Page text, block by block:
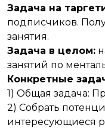
Задача на
подписчиков.
занятия.
Задача в целом:
занятий по
Конкретные
1) Общая задача:
2) Собрать
интересующиеся